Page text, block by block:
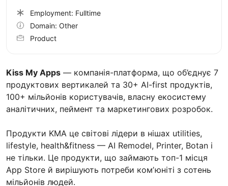
Kiss My Apps — компанія-платформа, що об’єднує 7
продуктових вертикалей та 30+ AI-first продуктів,
100+ мільйонів користувачів, власну екосистему
аналітичних, пеймент та маркетингових розробок.
Продукти KMA це світові лідери в нішах utilities,
lifestyle, health&fitness — AI Remodel, Printer, Botan і
не тільки. Це продукти, що займають топ-1 місця
App Store й вирішують потреби комʼюніті з сотень
мільйонів людей.
Employment: Fulltime
Domain: Other
Product